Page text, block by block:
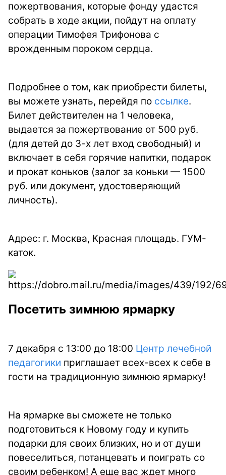
пожертвования, которые фонду удастся
собрать в ходе акции, пойдут на оплату
операции Тимофея Трифонова с
врожденным пороком сердца.
Подробнее о том, как приобрести билеты,
вы можете узнать, перейдя по ссылке.
Билет действителен на 1 человека,
выдается за пожертвование от 500 руб.
(для детей до 3-х лет вход свободный) и
включает в себя горячие напитки, подарок
и прокат коньков (залог за коньки — 1500
руб. или документ, удостоверяющий
личность).
Адрес: г. Москва, Красная площадь. ГУМ-
каток.
Посетить зимнюю ярмарку
7 декабря с 13:00 до 18:00 Центр лечебной
педагогики приглашает всех-всех к себе в
гости на традиционную зимнюю ярмарку!
На ярмарке вы сможете не только
подготовиться к Новому году и купить
подарки для своих близких, но и от души
повеселиться, потанцевать и поиграть со
своим ребенком! А еще вас ждет много